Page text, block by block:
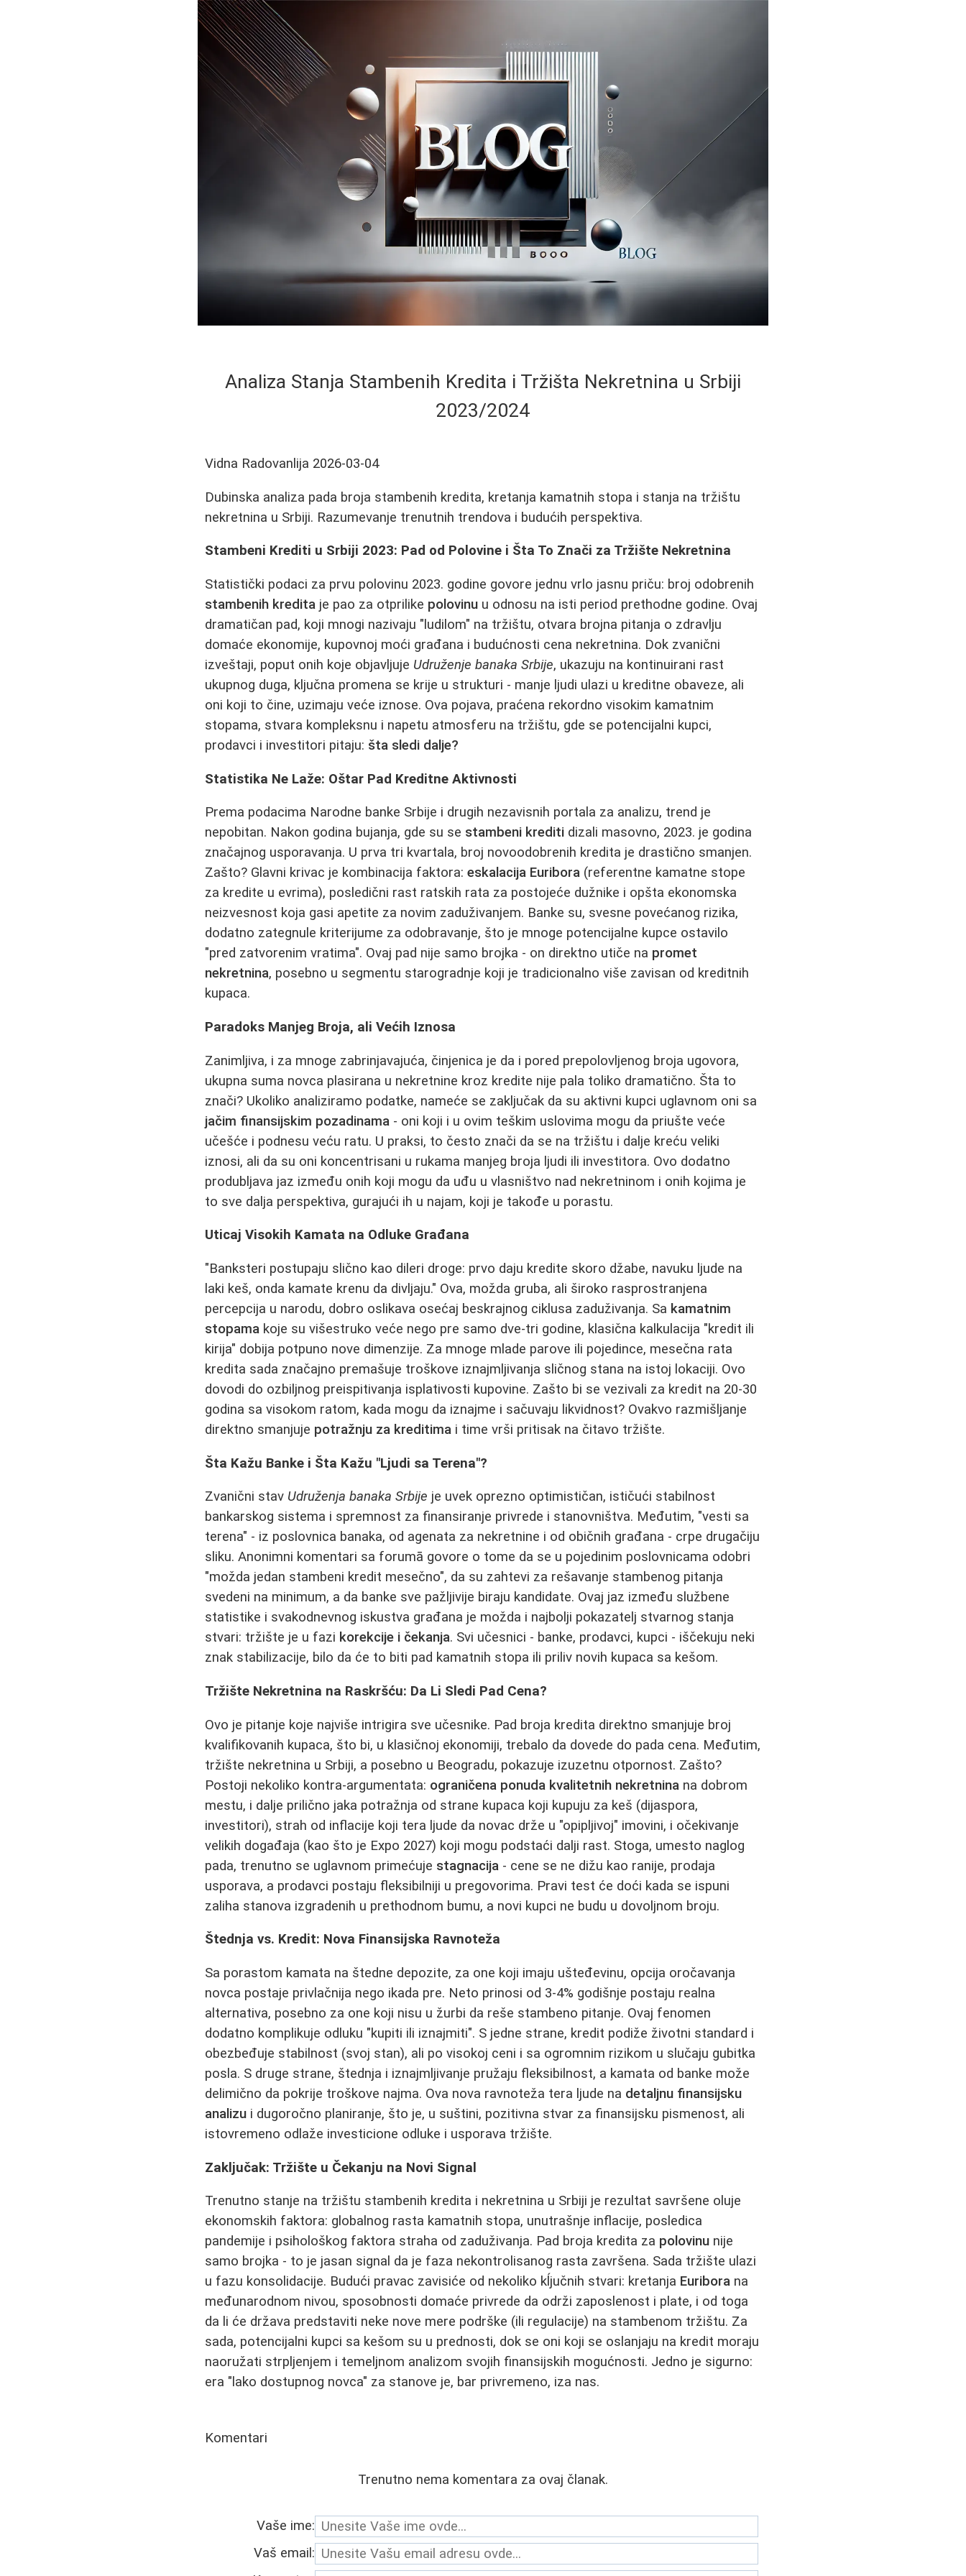
Analiza Stanja Stambenih Kredita i Tržišta Nekretnina u Srbiji
2023/2024
Vidna Radovanlija 2026-03-04
Dubinska analiza pada broja stambenih kredita, kretanja kamatnih stopa i stanja na tržištu
nekretnina u Srbiji. Razumevanje trenutnih trendova i budućih perspektiva.
Stambeni Krediti u Srbiji 2023: Pad od Polovine i Šta To Znači za Tržište Nekretnina
Statistički podaci za prvu polovinu 2023. godine govore jednu vrlo jasnu priču: broj odobrenih
stambenih kredita je pao za otprilike polovinu u odnosu na isti period prethodne godine. Ovaj
dramatičan pad, koji mnogi nazivaju "ludilom" na tržištu, otvara brojna pitanja o zdravlju
domaće ekonomije, kupovnoj moći građana i budućnosti cena nekretnina. Dok zvanični
izveštaji, poput onih koje objavljuje Udruženje banaka Srbije, ukazuju na kontinuirani rast
ukupnog duga, ključna promena se krije u strukturi - manje ljudi ulazi u kreditne obaveze, ali
oni koji to čine, uzimaju veće iznose. Ova pojava, praćena rekordno visokim kamatnim
stopama, stvara kompleksnu i napetu atmosferu na tržištu, gde se potencijalni kupci,
prodavci i investitori pitaju: šta sledi dalje?
Statistika Ne Laže: Oštar Pad Kreditne Aktivnosti
Prema podacima Narodne banke Srbije i drugih nezavisnih portala za analizu, trend je
nepobitan. Nakon godina bujanja, gde su se stambeni krediti dizali masovno, 2023. je godina
značajnog usporavanja. U prva tri kvartala, broj novoodobrenih kredita je drastično smanjen.
Zašto? Glavni krivac je kombinacija faktora:eskalacija Euribora (referentne kamatne stope
za kredite u evrima), posledični rast ratskih rata za postojeće dužnike i opšta ekonomska
neizvesnost koja gasi apetite za novim zaduživanjem. Banke su, svesne povećanog rizika,
dodatno zategnule kriterijume za odobravanje, što je mnoge potencijalne kupce ostavilo
"pred zatvorenim vratima". Ovaj pad nije samo brojka - on direktno utiče na promet
nekretnina, posebno u segmentu starogradnje koji je tradicionalno više zavisan od kreditnih
kupaca.
Paradoks Manjeg Broja, ali Većih Iznosa
Zanimljiva, i za mnoge zabrinjavajuća, činjenica je da i pored prepolovljenog broja ugovora,
ukupna suma novca plasirana u nekretnine kroz kredite nije pala toliko dramatično. Šta to
znači? Ukoliko analiziramo podatke, nameće se zaključak da su aktivni kupci uglavnom oni sa
jačim finansijskim pozadinama - oni koji i u ovim teškim uslovima mogu da priušte veće
učešće i podnesu veću ratu. U praksi, to često znači da se na tržištu i dalje kreću veliki
iznosi, ali da su oni koncentrisani u rukama manjeg broja ljudi ili investitora. Ovo dodatno
produbljava jaz između onih koji mogu da uđu u vlasništvo nad nekretninom i onih kojima je
to sve dalja perspektiva, gurajući ih u najam, koji je takođe u porastu.
Uticaj Visokih Kamata na Odluke Građana
"Banksteri postupaju slično kao dileri droge: prvo daju kredite skoro džabe, navuku ljude na
laki keš, onda kamate krenu da divljaju." Ova, možda gruba, ali široko rasprostranjena
percepcija u narodu, dobro oslikava osećaj beskrajnog ciklusa zaduživanja. Sa kamatnim
stopama koje su višestruko veće nego pre samo dve-tri godine, klasična kalkulacija "kredit ili
kirija" dobija potpuno nove dimenzije. Za mnoge mlade parove ili pojedince, mesečna rata
kredita sada značajno premašuje troškove iznajmljivanja sličnog stana na istoj lokaciji. Ovo
dovodi do ozbiljnog preispitivanja isplativosti kupovine. Zašto bi se vezivali za kredit na 20-30
godina sa visokom ratom, kada mogu da iznajme i sačuvaju likvidnost? Ovakvo razmišljanje
direktno smanjuje potražnju za kreditima i time vrši pritisak na čitavo tržište.
Šta Kažu Banke i Šta Kažu "Ljudi sa Terena"?
Zvanični stav Udruženja banaka Srbije je uvek oprezno optimističan, ističući stabilnost
bankarskog sistema i spremnost za finansiranje privrede i stanovništva. Međutim, "vesti sa
terena" - iz poslovnica banaka, od agenata za nekretnine i od običnih građana - crpe drugačiju
sliku. Anonimni komentari sa forumā govore o tome da se u pojedinim poslovnicama odobri
"možda jedan stambeni kredit mesečno", da su zahtevi za rešavanje stambenog pitanja
svedeni na minimum, a da banke sve pažljivije biraju kandidate. Ovaj jaz između službene
statistike i svakodnevnog iskustva građana je možda i najbolji pokazatelj stvarnog stanja
stvari: tržište je u fazi korekcije i čekanja. Svi učesnici - banke, prodavci, kupci - iščekuju neki
znak stabilizacije, bilo da će to biti pad kamatnih stopa ili priliv novih kupaca sa kešom.
Tržište Nekretnina na Raskršću: Da Li Sledi Pad Cena?
Ovo je pitanje koje najviše intrigira sve učesnike. Pad broja kredita direktno smanjuje broj
kvalifikovanih kupaca, što bi, u klasičnoj ekonomiji, trebalo da dovede do pada cena. Međutim,
tržište nekretnina u Srbiji, a posebno u Beogradu, pokazuje izuzetnu otpornost. Zašto?
Postoji nekoliko kontra-argumentata: ograničena ponuda kvalitetnih nekretnina na dobrom
mestu, i dalje prilično jaka potražnja od strane kupaca koji kupuju za keš (dijaspora,
investitori), strah od inflacije koji tera ljude da novac drže u "opipljivoj" imovini, i očekivanje
velikih događaja (kao što je Expo 2027) koji mogu podstaći dalji rast. Stoga, umesto naglog
pada, trenutno se uglavnom primećuje stagnacija - cene se ne dižu kao ranije, prodaja
usporava, a prodavci postaju fleksibilniji u pregovorima. Pravi test će doći kada se ispuni
zaliha stanova izgradenih u prethodnom bumu, a novi kupci ne budu u dovoljnom broju.
Štednja vs. Kredit: Nova Finansijska Ravnoteža
Sa porastom kamata na štedne depozite, za one koji imaju ušteđevinu, opcija oročavanja
novca postaje privlačnija nego ikada pre. Neto prinosi od 3-4% godišnje postaju realna
alternativa, posebno za one koji nisu u žurbi da reše stambeno pitanje. Ovaj fenomen
dodatno komplikuje odluku "kupiti ili iznajmiti". S jedne strane, kredit podiže životni standard i
obezbeđuje stabilnost (svoj stan), ali po visokoj ceni i sa ogromnim rizikom u slučaju gubitka
posla. S druge strane, štednja i iznajmljivanje pružaju fleksibilnost, a kamata od banke može
delimično da pokrije troškove najma. Ova nova ravnoteža tera ljude na detaljnu finansijsku
analizu i dugoročno planiranje, što je, u suštini, pozitivna stvar za finansijsku pismenost, ali
istovremeno odlaže investicione odluke i usporava tržište.
Zaključak: Tržište u Čekanju na Novi Signal
Trenutno stanje na tržištu stambenih kredita i nekretnina u Srbiji je rezultat savršene oluje
ekonomskih faktora: globalnog rasta kamatnih stopa, unutrašnje inflacije, posledica
pandemije i psihološkog faktora straha od zaduživanja. Pad broja kredita za polovinu nije
samo brojka - to je jasan signal da je faza nekontrolisanog rasta završena. Sada tržište ulazi
u fazu konsolidacije. Budući pravac zavisiće od nekoliko kĺjučnih stvari: kretanja Euribora na
međunarodnom nivou, sposobnosti domaće privrede da održi zaposlenost i plate, i od toga
da li će država predstaviti neke nove mere podrške (ili regulacije) na stambenom tržištu. Za
sada, potencijalni kupci sa kešom su u prednosti, dok se oni koji se oslanjaju na kredit moraju
naoružati strpljenjem i temeljnom analizom svojih finansijskih mogućnosti. Jedno je sigurno:
era "lako dostupnog novca" za stanove je, bar privremeno, iza nas.
Komentari
Trenutno nema komentara za ovaj članak.
Vaše ime:
Vaš email: